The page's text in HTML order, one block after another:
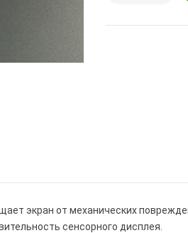
экран от механических
сенсорного дисплея.